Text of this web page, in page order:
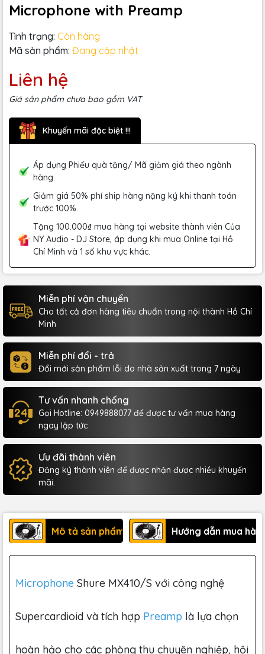
Microphone with Preamp
Tình trạng: Còn hàng
Mã sản phẩm: Đang cập nhật
Liên hệ
Giá sản phẩm chưa bao gồm VAT
Khuyến mãi đặc biệt !!!
Áp dụng Phiếu quà tặng/ Mã giảm giá theo ngành
hàng.
Giảm giá 50% phí ship hàng nặng ký khi thanh toán
trước 100%.
Tặng 100.000₫ mua hàng tại website thành viên Của
NY Audio - DJ Store, áp dụng khi mua Online tại Hồ
Chí Minh và 1 số khu vực khác.
Miễn phí vận chuyển
Cho tất cả đơn hàng tiêu chuẩn trong nội thành Hồ Chí
Minh
Miễn phí đổi - trả
Đổi mới sản phẩm lỗi do nhà sản xuất trong 7 ngày
Tư vấn nhanh chống
Gọi Hotline: 0949888077 để được tư vấn mua hàng
ngay lập tức
Ưu đãi thành viên
Đăng ký thành viên để được nhận được nhiều khuyến
mãi.
Mô tả sản phẩm Hướng dẫn mua
Microphone Shure MX410/S với công nghệ
Supercardioid và tích hợp Preamp là lựa chọn
hoàn hảo cho các phòng thu chuyên nghiệp, hội